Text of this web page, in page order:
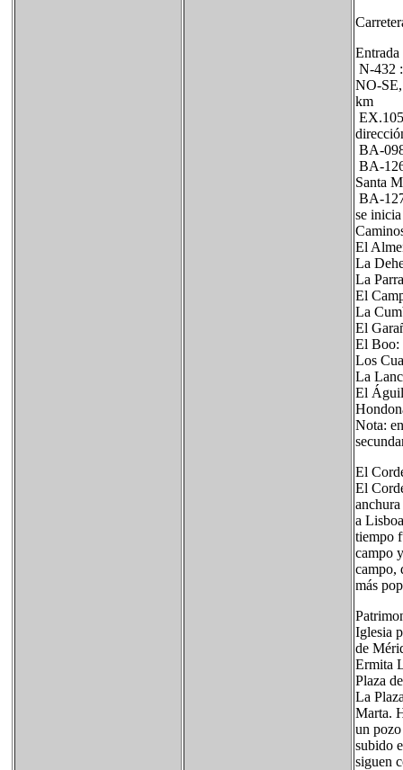
Entrada
N-432
NO-SE,
km
BA-
BA-
Santa
BA-
se
El
La
La
El
La
El
El Boo:
Los
La
El
Nota:
El
El
a
tiempo
campo
campo,
más
Iglesia
de
Ermita
Plaza
La
Marta.
un
subido
siguen